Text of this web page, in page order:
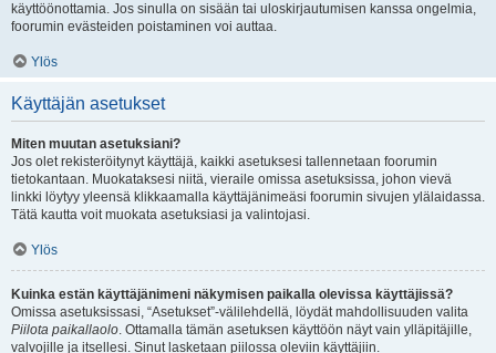
käyttöönottamia. Jos sinulla on sisään tai uloskirjautumisen kanssa ongelmia,
foorumin evästeiden poistaminen voi auttaa.
Ylös
Käyttäjän asetukset
Miten muutan asetuksiani?
Jos olet rekisteröitynyt käyttäjä, kaikki asetuksesi tallennetaan foorumin
tietokantaan. Muokataksesi niitä, vieraile omissa asetuksissa, johon vievä
linkki löytyy yleensä klikkaamalla käyttäjänimeäsi foorumin sivujen ylälaidassa.
Tätä kautta voit muokata asetuksiasi ja valintojasi.
Ylös
Kuinka estän käyttäjänimeni näkymisen paikalla olevissa käyttäjissä?
Omissa asetuksissasi, “Asetukset”-välilehdellä, löydät mahdollisuuden valita
Piilota paikallaolo. Ottamalla tämän asetuksen käyttöön näyt vain ylläpitäjille,
valvojille ja itsellesi. Sinut lasketaan piilossa oleviin käyttäjiin.